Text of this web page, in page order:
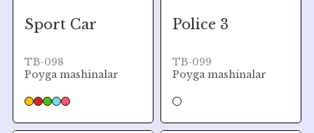
Sport Car
TB-098
Poyga mashinalar
Police 3
TB-099
Poyga mashinalar